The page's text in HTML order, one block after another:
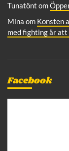
Tunatönt om
Mina om Konsten
med fighting är att
Facebook